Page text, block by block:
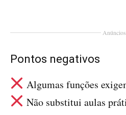
Anúncios
Pontos negativos
Algumas funções
Não substitui aulas